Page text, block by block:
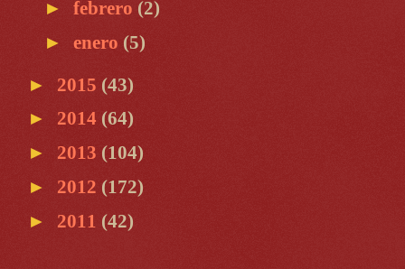
► febrero (2)
► enero (5)
► 2015 (43)
► 2014 (64)
► 2013 (104)
► 2012 (172)
► 2011 (42)